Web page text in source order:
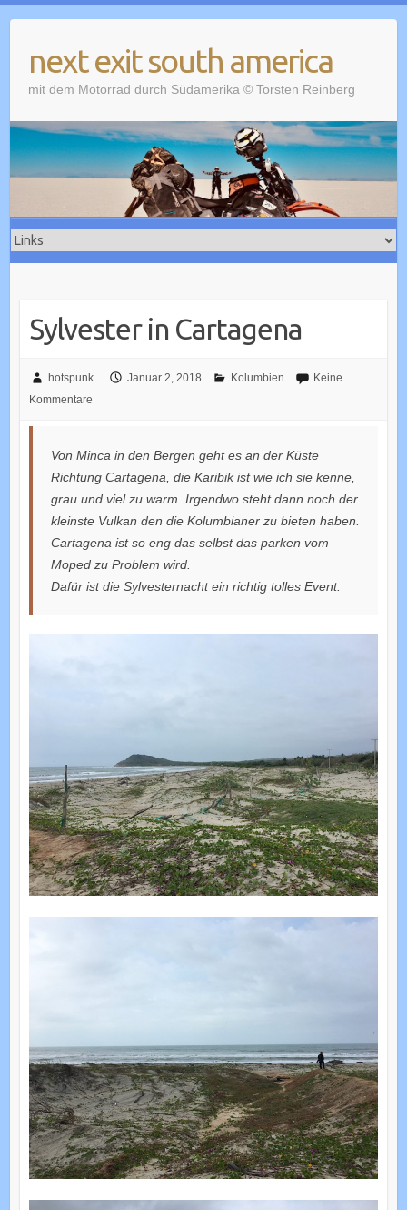
contentnext exit south america
mit dem Motorrad durch Südamerika © Torsten Reinberg
Sylvester in Cartagena
hotspunk Januar 2, 2018 Kolumbien
Keine
Kommentare
Von Minca in den Bergen geht es an der Küste
Richtung Cartagena, die Karibik ist wie ich sie kenne,
grau und viel zu warm. Irgendwo steht dann noch der
kleinste Vulkan den die Kolumbianer zu bieten haben.
Cartagena ist so eng das selbst das parken vom
Moped zu Problem wird.
Dafür ist die Sylvesternacht ein richtig tolles Event.